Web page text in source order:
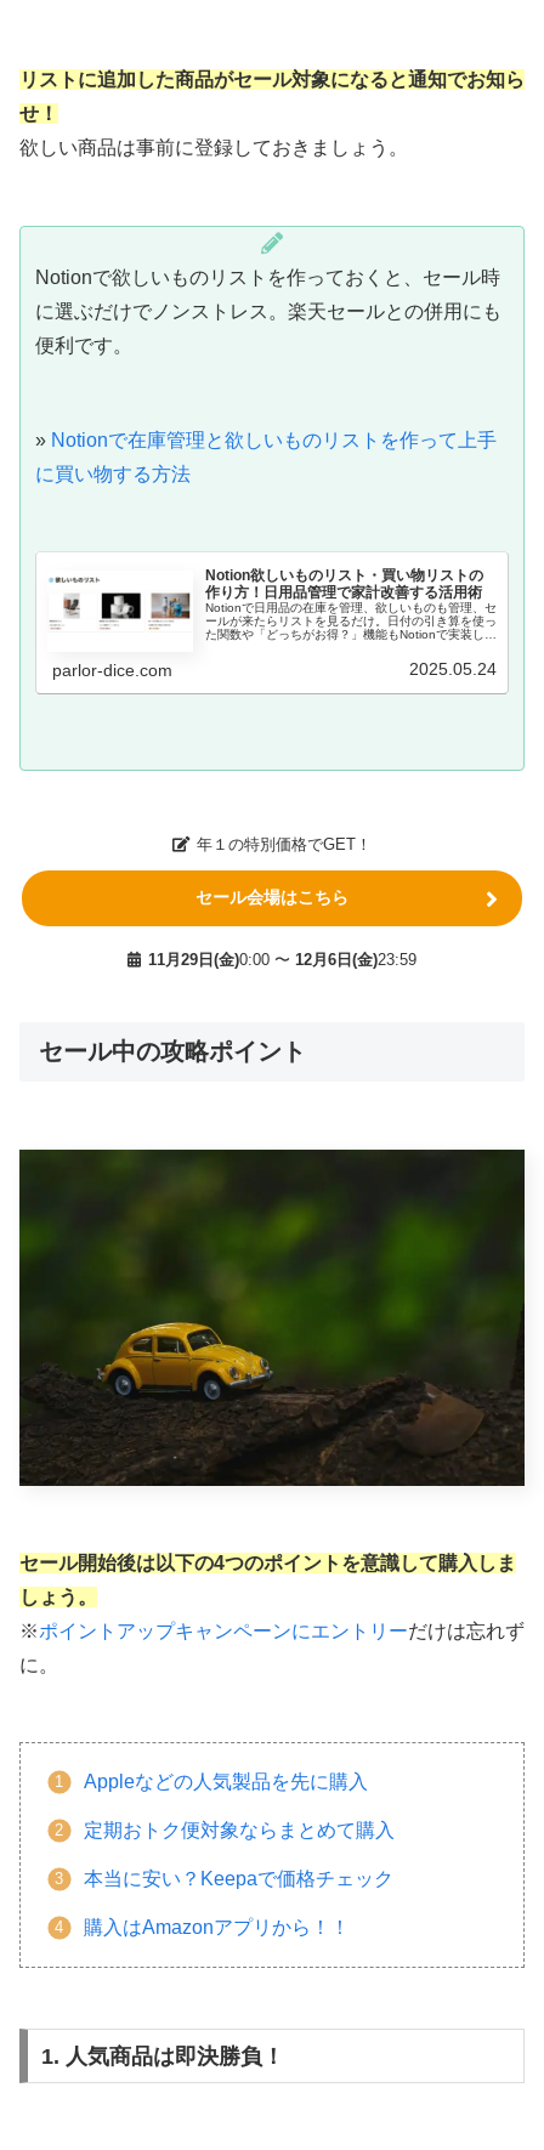
リストに追加した商品がセール対象になると通知でお知ら
せ！
欲しい商品は事前に登録しておきましょう。
Notionで欲しいものリストを作っておくと、セール時
に選ぶだけでノンストレス。楽天セールとの併用にも
便利です。
» Notionで在庫管理と欲しいものリストを作って上手
に買い物する方法
Notion欲しいものリスト・買い物リストの
作り方！日用品管理で家計改善する活用術
Notionで日用品の在庫を管理、欲しいものも管理、セ
ールが来たらリストを見るだけ。日付の引き算を使っ
た関数や「どっちがお得？」機能もNotionで実装して
parlor-dice.com 2025.05.24
年１の特別価格でGET！
セール会場はこちら
11月29日(金)0:00 〜 12月6日(金)23:59
セール中の攻略ポイント
セール開始後は以下の4つのポイントを意識して購入しま
しょう。
※ポイントアップキャンペーンにエントリーだけは忘れず
に。
Appleなどの人気製品を先に購入
定期おトク便対象ならまとめて購入
本当に安い？Keepaで価格チェック
購入はAmazonアプリから！！
1. 人気商品は即決勝負！